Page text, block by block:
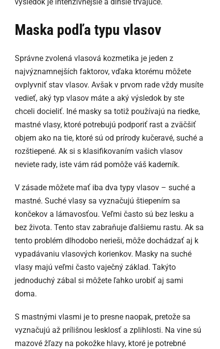
Maska podľa typu vlasov
Správne zvolená vlasová kozmetika je jeden z
najvýznamnejších faktorov, vďaka ktorému môžete
ovplyvniť stav vlasov. Avšak v prvom rade vždy musíte
vedieť, aký typ vlasov máte a aký výsledok by ste
chceli docieliť. Iné masky sa totiž používajú na riedke,
mastné vlasy, ktoré potrebujú podporiť rast a zväčšiť
objem ako na tie, ktoré sú od prírody kučeravé, suché a
rozštiepené. Ak si s klasifikovaním vašich vlasov
neviete rady, iste vám rád pomôže váš kaderník.
V zásade môžete mať iba dva typy vlasov – suché a
mastné. Suché vlasy sa vyznačujú štiepením sa
končekov a lámavosťou. Veľmi často sú bez lesku a
bez života. Tento stav zabraňuje ďalšiemu rastu. Ak sa
tento problém dlhodobo nerieši, môže dochádzať aj k
vypadávaniu vlasových korienkov. Masky na suché
vlasy majú veľmi často vaječný základ. Takýto
jednoduchý zábal si môžete ľahko urobiť aj sami
doma.
S mastnými vlasmi je to presne naopak, pretože sa
vyznačujú až prílišnou lesklosť a zplihlosti. Na vine sú
mazové žľazy na pokožke hlavy, ktoré je potrebné